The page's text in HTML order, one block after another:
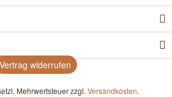
Vertrag widerrufen
Mehrwertsteuer zzgl. Versandkosten.